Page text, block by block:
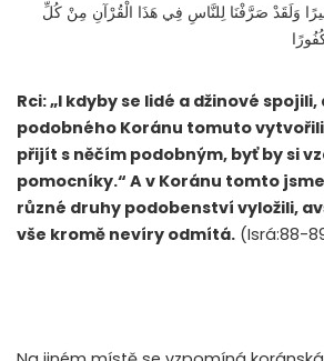
وَلَقَدْ صَرَّفْنَا لِلنَّاسِ فِي هَذَا الْقُرْآنِ مِنْ كُلِّ
Rci: „I kdyby se lidé a džinové
podobného Koránu tomuto
přijít s něčím podobným, byť by si
pomocníky.“ A v Koránu tomto
různé druhy podobenství vyložili,
vše kromě nevíry odmítá. (Isrá:88-